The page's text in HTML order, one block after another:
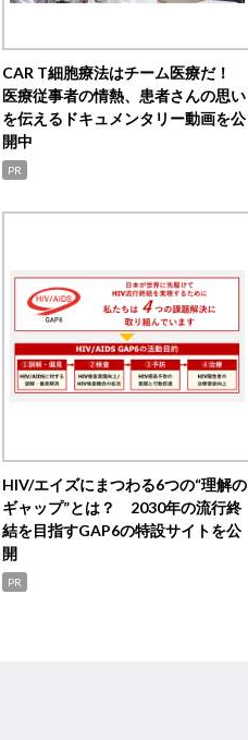
CAR T細胞療法はチーム医療だ！
医療従事者の情熱、患者さんの思い
を伝えるドキュメンタリー動画を公
開中
PR
HIV/エイズにまつわる6つの“理解の
ギャップ”とは？ 2030年の流行終
結を目指すGAP6の特設サイトを公
開
PR